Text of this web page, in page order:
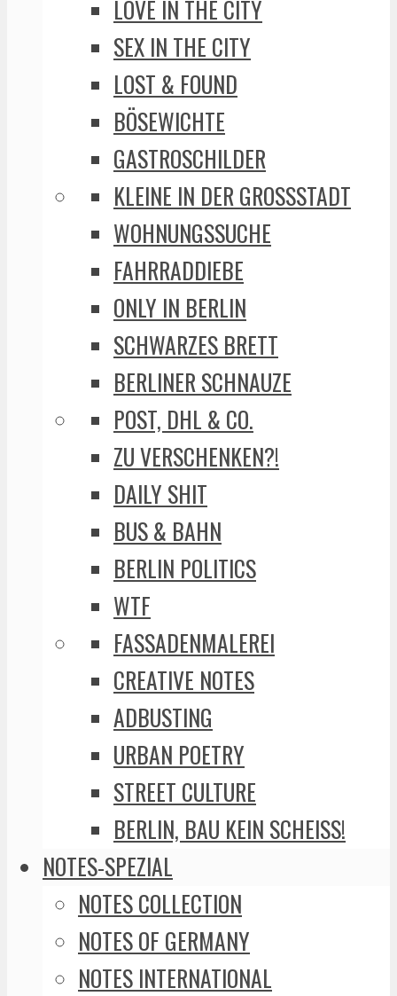
LOVE IN THE CITY
SEX IN THE CITY
LOST & FOUND
BÖSEWICHTE
GASTROSCHILDER
KLEINE IN DER GROSSSTADT
WOHNUNGSSUCHE
FAHRRADDIEBE
ONLY IN BERLIN
SCHWARZES BRETT
BERLINER SCHNAUZE
POST, DHL & CO.
ZU VERSCHENKEN?!
DAILY SHIT
BUS & BAHN
BERLIN POLITICS
WTF
FASSADENMALEREI
CREATIVE NOTES
ADBUSTING
URBAN POETRY
STREET CULTURE
BERLIN, BAU KEIN SCHEISS!
NOTES-SPEZIAL
NOTES COLLECTION
NOTES OF GERMANY
NOTES INTERNATIONAL